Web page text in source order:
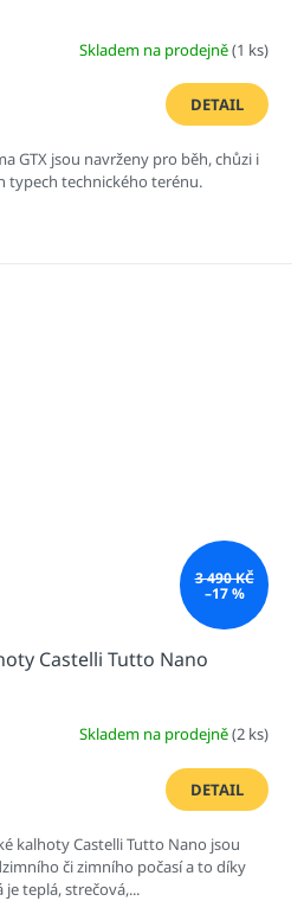
Skladem na prodejně(1 ks)
DETAIL
GTX jsou navrženy pro běh, chůzi i
typech technického terénu.
3 490 KČ
–17 %
Castelli Tutto Nano
Skladem na prodejně(2 ks)
DETAIL
kalhoty Castelli Tutto Nano jsou
či zimního počasí a to díky
teplá, strečová,...